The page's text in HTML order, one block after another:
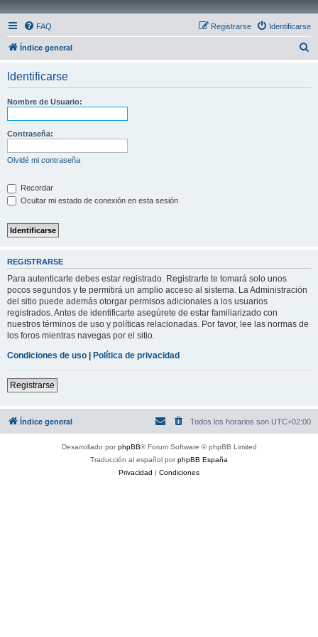
FAQ Identificarse
Registrarse
Índice general
Identificarse
Nombre de Usuario:
Contraseña:
Olvidé mi contraseña
Recordar
Ocultar mi estado de conexión en esta sesión
REGISTRARSE
Para autenticarte debes estar registrado. Registrarte te tomará solo unos
pocos segundos y te permitirá un amplio acceso al sistema. La Administración
del sitio puede además otorgar permisos adicionales a los usuarios
registrados. Antes de identificarte asegúrete de estar familiarizado con
nuestros términos de uso y políticas relacionadas. Por favor, lee las normas de
los foros mientras navegas por el sitio.
Condiciones de uso | Política de privacidad
Registrarse
Índice general Todos los horarios son UTC+02:00
Desarrollado porphpBB® Forum Software © phpBB Limited
Traducción al español porphpBB España
Privacidad | Condiciones